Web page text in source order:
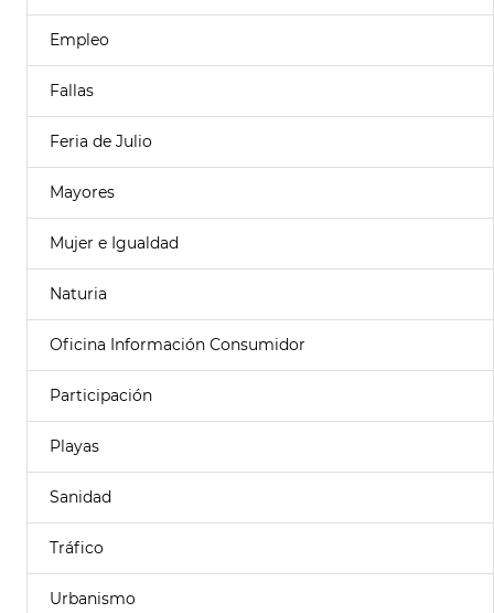
Empleo
Fallas
Feria de Julio
Mayores
Mujer e Igualdad
Naturia
Oficina Información Consumidor
Participación
Playas
Sanidad
Tráfico
Urbanismo